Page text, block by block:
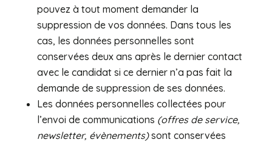
pouvez à tout moment demander la
suppression de vos données. Dans tous les
cas, les données personnelles sont
conservées deux ans après le dernier contact
avec le candidat si ce dernier n’a pas fait la
demande de suppression de ses données.
Les données personnelles collectées pour
l’envoi de communications (offres de service,
newsletter, évènements)sont conservées